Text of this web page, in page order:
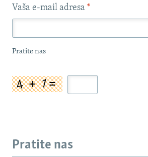
Vaša e-mail adresa *
Pratite nas
Pratite nas